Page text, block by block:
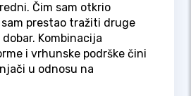
Čim sam otkrio
sam prestao tražiti druge
Kombinacija
i vrhunske podrške čini
u odnosu na